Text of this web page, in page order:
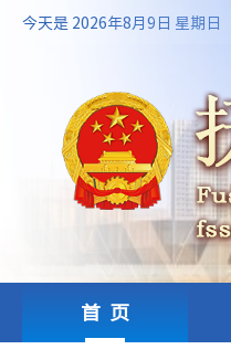
今天是 2026年8月9日 星期日
首页